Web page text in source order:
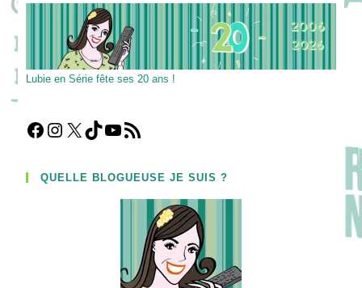
Lubie en Série fête ses 20 ans !
Facebook
Instagram
X TikTokYouTube
Flux RSS
QUELLE BLOGUEUSE JE SUIS ?